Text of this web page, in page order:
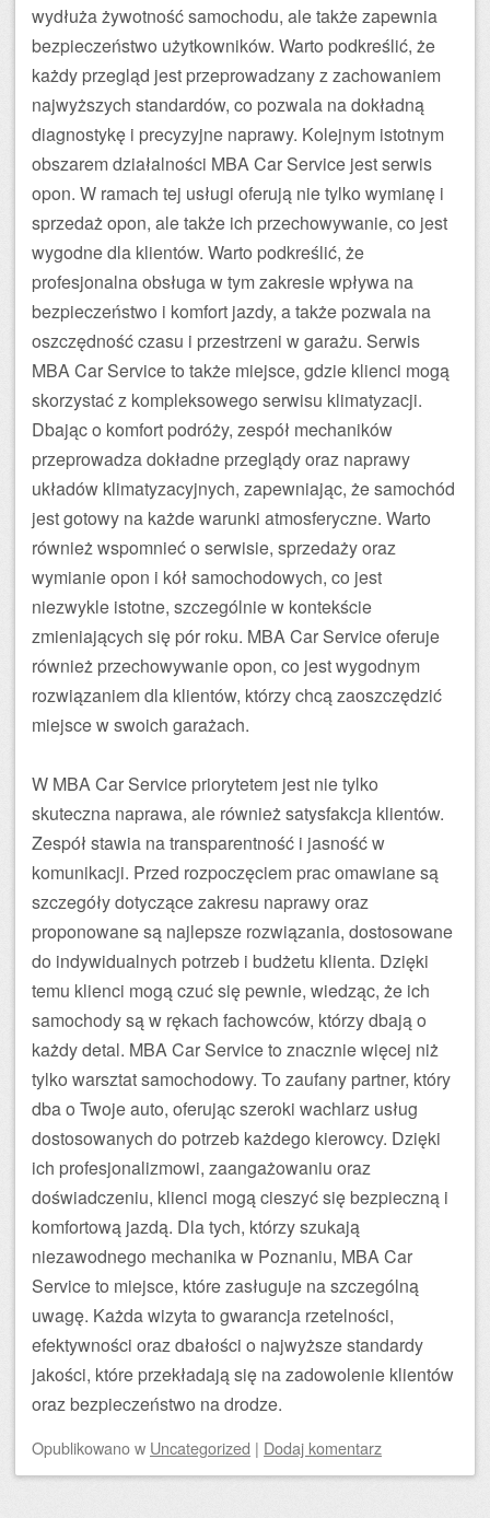
wydłuża żywotność samochodu, ale także zapewnia
bezpieczeństwo użytkowników. Warto podkreślić, że
każdy przegląd jest przeprowadzany z zachowaniem
najwyższych standardów, co pozwala na dokładną
diagnostykę i precyzyjne naprawy. Kolejnym istotnym
obszarem działalności MBA Car Service jest serwis
opon. W ramach tej usługi oferują nie tylko wymianę i
sprzedaż opon, ale także ich przechowywanie, co jest
wygodne dla klientów. Warto podkreślić, że
profesjonalna obsługa w tym zakresie wpływa na
bezpieczeństwo i komfort jazdy, a także pozwala na
oszczędność czasu i przestrzeni w garażu. Serwis
MBA Car Service to także miejsce, gdzie klienci mogą
skorzystać z kompleksowego serwisu klimatyzacji.
Dbając o komfort podróży, zespół mechaników
przeprowadza dokładne przeglądy oraz naprawy
układów klimatyzacyjnych, zapewniając, że samochód
jest gotowy na każde warunki atmosferyczne. Warto
również wspomnieć o serwisie, sprzedaży oraz
wymianie opon i kół samochodowych, co jest
niezwykle istotne, szczególnie w kontekście
zmieniających się pór roku. MBA Car Service oferuje
również przechowywanie opon, co jest wygodnym
rozwiązaniem dla klientów, którzy chcą zaoszczędzić
miejsce w swoich garażach.
W MBA Car Service priorytetem jest nie tylko
skuteczna naprawa, ale również satysfakcja klientów.
Zespół stawia na transparentność i jasność w
komunikacji. Przed rozpoczęciem prac omawiane są
szczegóły dotyczące zakresu naprawy oraz
proponowane są najlepsze rozwiązania, dostosowane
do indywidualnych potrzeb i budżetu klienta. Dzięki
temu klienci mogą czuć się pewnie, wiedząc, że ich
samochody są w rękach fachowców, którzy dbają o
każdy detal. MBA Car Service to znacznie więcej niż
tylko warsztat samochodowy. To zaufany partner, który
dba o Twoje auto, oferując szeroki wachlarz usług
dostosowanych do potrzeb każdego kierowcy. Dzięki
ich profesjonalizmowi, zaangażowaniu oraz
doświadczeniu, klienci mogą cieszyć się bezpieczną i
komfortową jazdą. Dla tych, którzy szukają
niezawodnego mechanika w Poznaniu, MBA Car
Service to miejsce, które zasługuje na szczególną
uwagę. Każda wizyta to gwarancja rzetelności,
efektywności oraz dbałości o najwyższe standardy
jakości, które przekładają się na zadowolenie klientów
oraz bezpieczeństwo na drodze.
Opublikowanow Uncategorized | Dodaj komentarz